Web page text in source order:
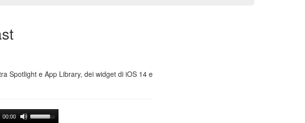
Spotlight e App Library, dei widget di iOS 14 e
00:00